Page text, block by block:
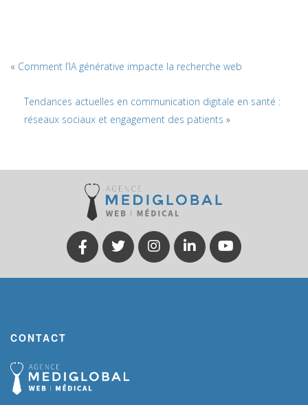
« Comment l’IA générative impacte la recherche web
Tendances actuelles en communication digitale en santé :
réseaux sociaux et engagement des patients »
CONTACT